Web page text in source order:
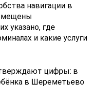
навигации в
указано, где
и какие услуги
цифры: в
в Шереметьево